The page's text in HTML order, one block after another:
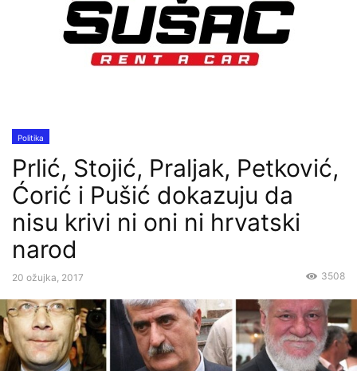
Politika
Prlić, Stojić, Praljak, Petković,
Ćorić i Pušić dokazuju da
nisu krivi ni oni ni hrvatski
narod
20 ožujka, 2017 3508